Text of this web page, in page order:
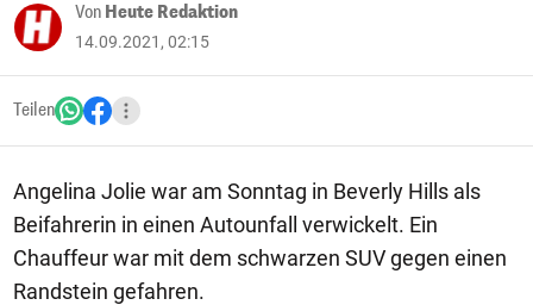
Von Heute Redaktion
14.09.2021, 02:15
Teilen
Angelina Jolie war am Sonntag in Beverly Hills als
Beifahrerin in einen Autounfall verwickelt. Ein
Chauffeur war mit dem schwarzen SUV gegen einen
Randstein gefahren.